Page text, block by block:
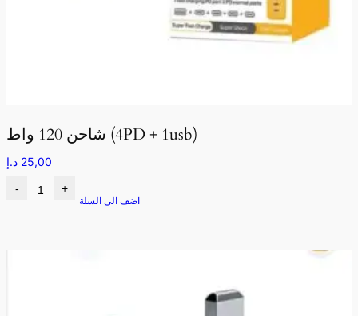
شاحن 120 واط (4PD + 1usb)
25,00 د.إ
- +
اضف الى السلة